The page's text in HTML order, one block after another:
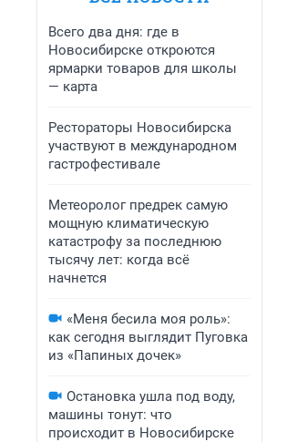
Всего два дня: где в
Новосибирске откроются
ярмарки товаров для школы
— карта
Рестораторы Новосибирска
участвуют в международном
гастрофестивале
Метеоролог предрек самую
мощную климатическую
катастрофу за последнюю
тысячу лет: когда всё
начнется
«Меня бесила моя роль»:
как сегодня выглядит Пуговка
из «Папиных дочек»
Остановка ушла под воду,
машины тонут: что
происходит в Новосибирске